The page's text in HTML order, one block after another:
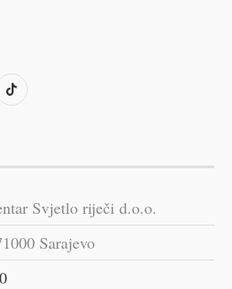
Svjetlo riječi d.o.o.
Sarajevo